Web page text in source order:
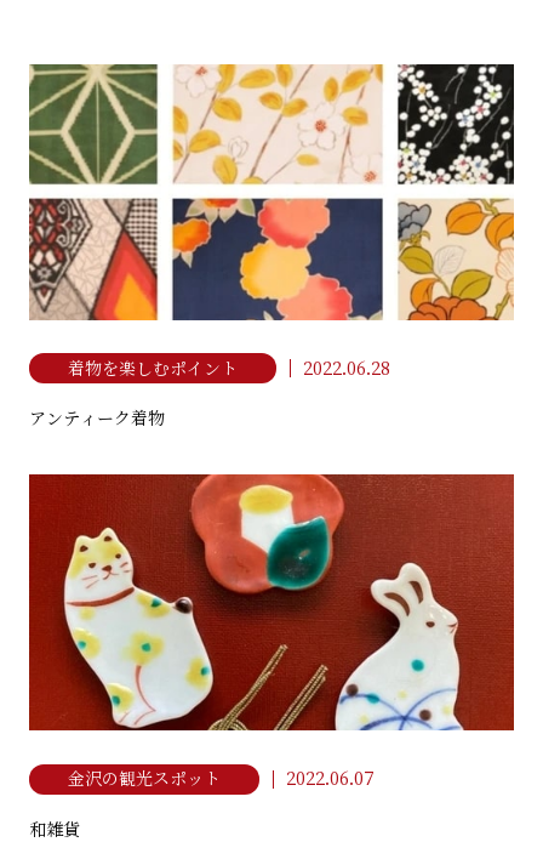
RESERVE / CONTACT
お電話でのお問い合わせ
TEL 076-252-4931
利用条件・利用規約 プライバシーポリシー
金澤着楽々 ひがし茶屋街本店
金澤着楽々 金沢駅前店
NPO法人 日本きもの文化振興会
石川県金沢市此花町3-2 ライブ1ビル B1F
076-210-4931
着物を楽しむポイント 2022.06.28
アンティーク着物
金沢の観光スポット 2022.06.07
和雑貨